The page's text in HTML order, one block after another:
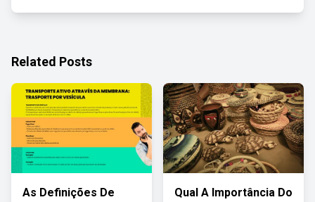
Related Posts
As Definições De
Qual A Importância Do